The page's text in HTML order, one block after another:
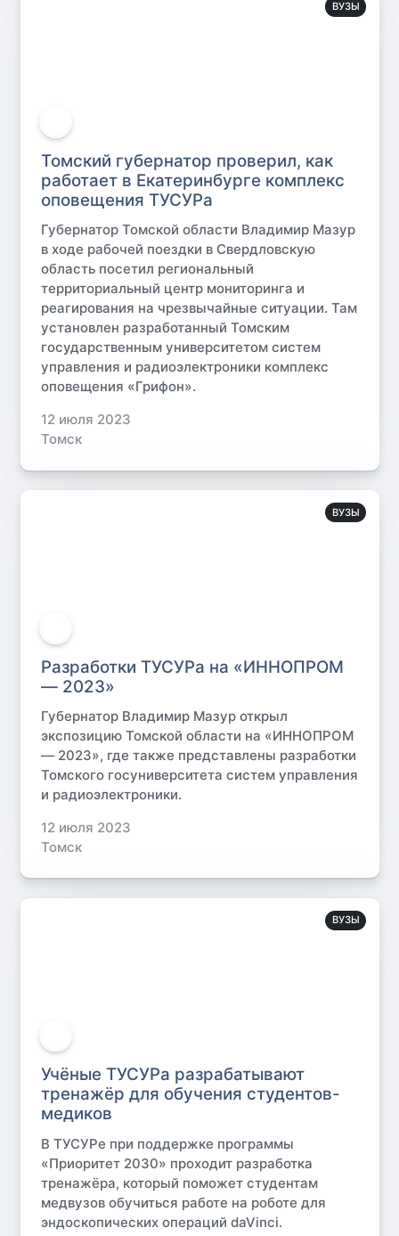
ВУЗЫ
Томский губернатор проверил, как
работает в Екатеринбурге комплекс
оповещения ТУСУРа
Губернатор Томской области Владимир Мазур
в ходе рабочей поездки в Свердловскую
область посетил региональный
территориальный центр мониторинга и
реагирования на чрезвычайные ситуации. Там
установлен разработанный Томским
государственным университетом систем
управления и радиоэлектроники комплекс
оповещения «Грифон».
12 июля 2023
Томск
ВУЗЫ
Разработки ТУСУРа на «ИННОПРОМ
— 2023»
Губернатор Владимир Мазур открыл
экспозицию Томской области на «ИННОПРОМ
— 2023», где также представлены разработки
Томского госуниверситета систем управления
и радиоэлектроники.
12 июля 2023
Томск
ВУЗЫ
Учёные ТУСУРа разрабатывают
тренажёр для обучения студентов-
медиков
В ТУСУРе при поддержке программы
«Приоритет 2030» проходит разработка
тренажёра, который поможет студентам
медвузов обучиться работе на роботе для
эндоскопических операций daVinci.